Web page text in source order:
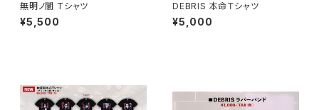
無明ノ闇 Tシャツ
¥5,500
DEBRIS 本命Ｔシャツ
¥5,000